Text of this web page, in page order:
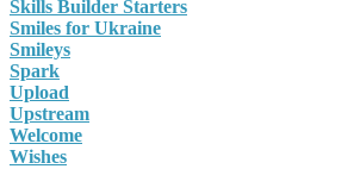
Skills Builder Starters
Smiles for Ukraine
Smileys
Spark
Upload
Upstream
Welcome
Wishes